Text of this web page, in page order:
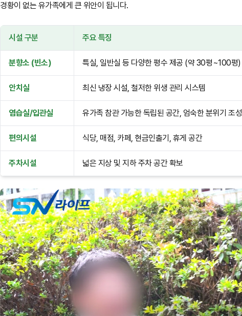
경황이 없는 유가족에게 큰 위안이 됩니다.
시설 구분 주요 특징
분향소 (빈소) 특실, 일반실 등 다양한 평수 제공 (약 30평~100평)
안치실 최신 냉장 시설, 철저한 위생 관리 시스템
염습실/입관실 유가족 참관 가능한 독립된 공간, 엄숙한 분위기 조성
편의시설 식당, 매점, 카페, 현금인출기, 휴게 공간
주차시설 넓은 지상 및 지하 주차 공간 확보